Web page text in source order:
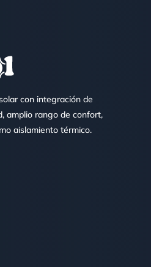
con integración de
amplio rango de confort,
aislamiento térmico.